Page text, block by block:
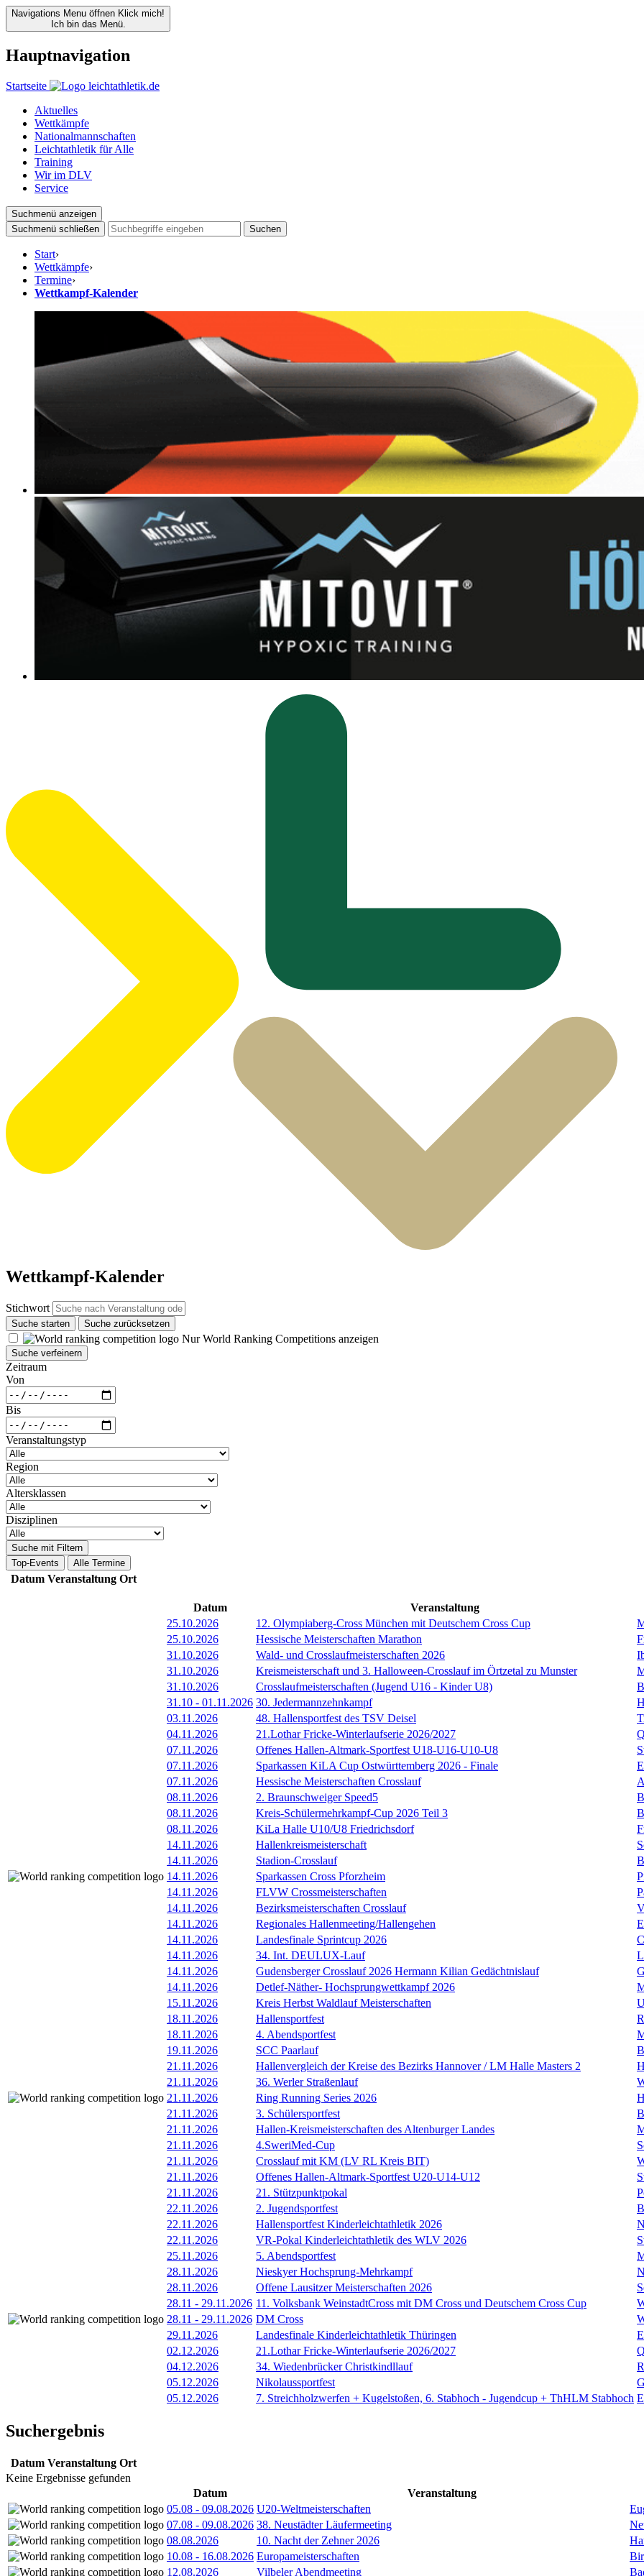
Navigations Menu öffnen Klick mich!
Ich bin das Menü.
Hauptnavigation
Startseite
Aktuelles
Wettkämpfe
Nationalmannschaften
Leichtathletik für Alle
Training
Wir im DLV
Service
Suchmenü anzeigen
Suchmenü schließen
Suchen
Start›
Wettkämpfe›
Termine›
Wettkampf-Kalender
Wettkampf-Kalender
Stichwort
Suche starten Suche zurücksetzen
Nur World Ranking Competitions anzeigen
Suche verfeinern
Zeitraum
Von
Bis
Veranstaltungstyp
Region
Altersklassen
Disziplinen
Suche mit Filtern
Top-Events
Alle Termine
Datum Veranstaltung Ort
Datum
Veranstaltung
25.10.2026
12. Olympiaberg-Cross München mit Deutschem Cross Cup
25.10.2026
Hessische Meisterschaften Marathon
31.10.2026
Wald- und Crosslaufmeisterschaften 2026
31.10.2026
Kreismeisterschaft und 3. Halloween-Crosslauf im Örtzetal zu Munster
31.10.2026
Crosslaufmeisterschaften (Jugend U16 - Kinder U8)
31.10 - 01.11.2026 30. Jedermannzehnkampf
03.11.2026
48. Hallensportfest des TSV Deisel
04.11.2026
21.Lothar Fricke-Winterlaufserie 2026/2027
07.11.2026
Offenes Hallen-Altmark-Sportfest U18-U16-U10-U8
07.11.2026
Sparkassen KiLA Cup Ostwürttemberg 2026 - Finale
07.11.2026
Hessische Meisterschaften Crosslauf
08.11.2026
2. Braunschweiger Speed5
08.11.2026
Kreis-Schülermehrkampf-Cup 2026 Teil 3
08.11.2026
KiLa Halle U10/U8 Friedrichsdorf
14.11.2026
Hallenkreismeisterschaft
14.11.2026
Stadion-Crosslauf
14.11.2026
Sparkassen Cross Pforzheim
14.11.2026
FLVW Crossmeisterschaften
14.11.2026
Bezirksmeisterschaften Crosslauf
14.11.2026
Regionales Hallenmeeting/Hallengehen
14.11.2026
Landesfinale Sprintcup 2026
14.11.2026
34. Int. DEULUX-Lauf
14.11.2026
Gudensberger Crosslauf 2026 Hermann Kilian Gedächtnislauf
14.11.2026
Detlef-Näther- Hochsprungwettkampf 2026
15.11.2026
Kreis Herbst Waldlauf Meisterschaften
18.11.2026
Hallensportfest
18.11.2026
4. Abendsportfest
19.11.2026
SCC Paarlauf
21.11.2026
Hallenvergleich der Kreise des Bezirks Hannover / LM Halle Masters 2
21.11.2026
36. Werler Straßenlauf
21.11.2026
Ring Running Series 2026
21.11.2026
3. Schülersportfest
21.11.2026
Hallen-Kreismeisterschaften des Altenburger Landes
21.11.2026
4.SweriMed-Cup
21.11.2026
Crosslauf mit KM (LV RL Kreis BIT)
21.11.2026
Offenes Hallen-Altmark-Sportfest U20-U14-U12
21.11.2026
21. Stützpunktpokal
22.11.2026
2. Jugendsportfest
22.11.2026
Hallensportfest Kinderleichtathletik 2026
22.11.2026
VR-Pokal Kinderleichtathletik des WLV 2026
25.11.2026
5. Abendsportfest
28.11.2026
Nieskyer Hochsprung-Mehrkampf
28.11.2026
Offene Lausitzer Meisterschaften 2026
28.11 - 29.11.2026 11. Volksbank WeinstadtCross mit DM Cross und Deutschem Cross Cup
28.11 - 29.11.2026 DM Cross
29.11.2026
Landesfinale Kinderleichtathletik Thüringen
02.12.2026
21.Lothar Fricke-Winterlaufserie 2026/2027
04.12.2026
34. Wiedenbrücker Christkindllauf
05.12.2026
Nikolaussportfest
05.12.2026
7. Streichholzwerfen + Kugelstoßen, 6. Stabhoch - Jugendcup + ThHLM Stabhoch
Suchergebnis
Datum Veranstaltung Ort
Keine Ergebnisse gefunden
Datum
Veranstaltung
05.08 - 09.08.2026 U20-Weltmeisterschaften
07.08 - 09.08.2026 38. Neustädter Läufermeeting
08.08.2026
10. Nacht der Zehner 2026
10.08 - 16.08.2026 Europameisterschaften
12.08.2026
Vilbeler Abendmeeting